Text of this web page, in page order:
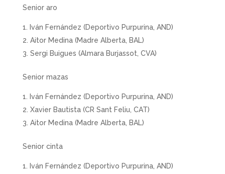
Senior aro
Iván Fernández (Deportivo Purpurina, AND)
Aitor Medina (Madre Alberta, BAL)
Sergi Buigues (Almara Burjassot, CVA)
Senior mazas
Iván Fernández (Deportivo Purpurina, AND)
Xavier Bautista (CR Sant Feliu, CAT)
Aitor Medina (Madre Alberta, BAL)
Senior cinta
Iván Fernández (Deportivo Purpurina, AND)